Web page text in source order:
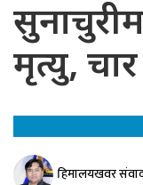
मृत्यु,
हिमालयखवर